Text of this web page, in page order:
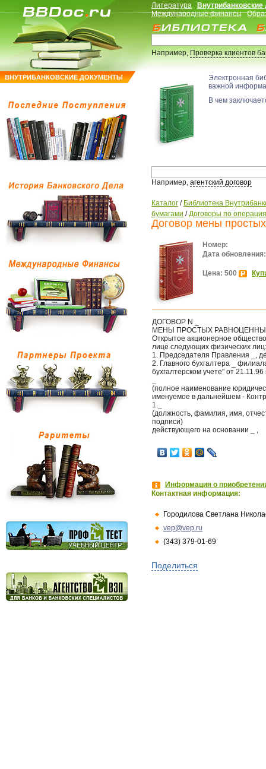
ВНУТРИБАНКОВСКИЕ ДОКУМЕНТЫ
Литература
Международные финансы
Например,Проверка клиентов
Электронная
важной
В чем
Например, агентский договор
Каталог / Библиотека
бумагами /Договоры по
Договор мены
Номер:
Дата обновления:
Цена: 500
ДОГОВОР N _
МЕНЫ ПРОСТЫХ
Открытое акционерное
лице следующих физических лиц:
1. Председателя Правления _,
2. Главного бухгалтера _
бухгалтерском учете" от
(полное наименование
именуемое в дальнейшем -
1._
(должность, фамилия, имя,
подписи)
действующего на основании _ ,
Информация о
Контактная информация:
Городилова Светлана
vep@vep.ru
(343) 379-01-69
Поделиться